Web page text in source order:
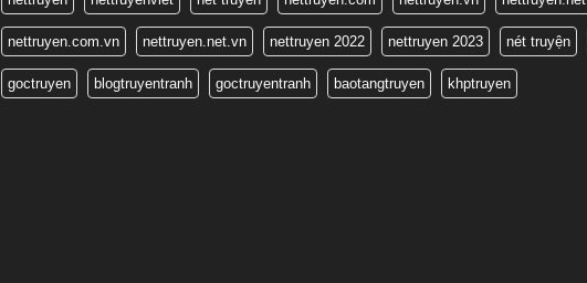
7 tháng trước
7 tháng trước
7 tháng trước
nettruyen.com.vn nettruyen.net.vn nettruyen 2022 nettruyen 2023 nét truyện
goctruyen blogtruyentranh goctruyentranh baotangtruyen khptruyen